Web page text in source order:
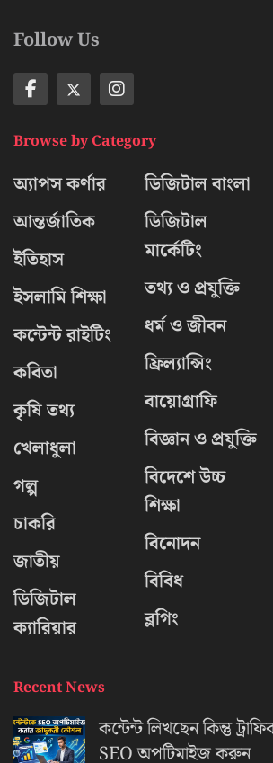
Follow Us
Browse by Category
অ্যাপস কর্ণার
আন্তর্জাতিক
ইতিহাস
ইসলামি শিক্ষা
কন্টেন্ট রাইটিং
কবিতা
কৃষি তথ্য
খেলাধুলা
গল্প
চাকরি
জাতীয়
ডিজিটাল
ক্যারিয়ার
ডিজিটাল বাংলা
ডিজিটাল
মার্কেটিং
তথ্য ও প্রযুক্তি
ধর্ম ও জীবন
ফ্রিল্যান্সিং
বায়োগ্রাফি
বিজ্ঞান ও প্রযুক্তি
বিদেশে উচ্চ
শিক্ষা
বিনোদন
বিবিধ
ব্লগিং
Recent News
কন্টেন্ট লিখছেন কিন্তু
‍SEO অপটিমাইজ করুন